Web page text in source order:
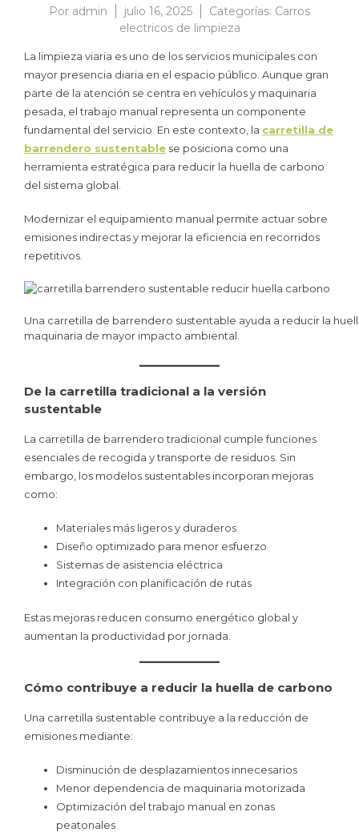
Por admin julio 16, 2025 Categorías: Carros
electricos de limpieza
La limpieza viaria es uno de los servicios municipales con
mayor presencia diaria en el espacio público. Aunque gran
parte de la atención se centra en vehículos y maquinaria
pesada, el trabajo manual representa un componente
fundamental del servicio. En este contexto, la carretilla de
barrendero sustentable se posiciona como una
herramienta estratégica para reducir la huella de carbono
del sistema global.
Modernizar el equipamiento manual permite actuar sobre
emisiones indirectas y mejorar la eficiencia en recorridos
repetitivos.
Una carretilla de barrendero sustentable ayuda a reducir la
maquinaria de mayor impacto ambiental.
De la carretilla tradicional a la versión
sustentable
La carretilla de barrendero tradicional cumple funciones
esenciales de recogida y transporte de residuos. Sin
embargo, los modelos sustentables incorporan mejoras
como:
Materiales más ligeros y duraderos
Diseño optimizado para menor esfuerzo
Sistemas de asistencia eléctrica
Integración con planificación de rutas
Estas mejoras reducen consumo energético global y
aumentan la productividad por jornada.
Cómo contribuye a reducir la huella de carbono
Una carretilla sustentable contribuye a la reducción de
emisiones mediante:
Disminución de desplazamientos innecesarios
Menor dependencia de maquinaria motorizada
Optimización del trabajo manual en zonas
peatonales